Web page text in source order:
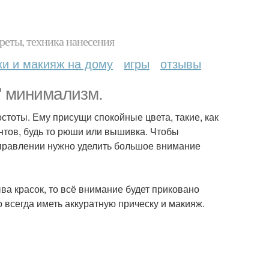
техника нанесения
и макияж на дому игры отзывы
минимализм.
Ему присущи спокойные цвета, такие, как
будь то рюши или вышивка. Чтобы
нужно уделить большое внимание
красок, то всё внимание будет приковано
иметь аккуратную прическу и макияж.